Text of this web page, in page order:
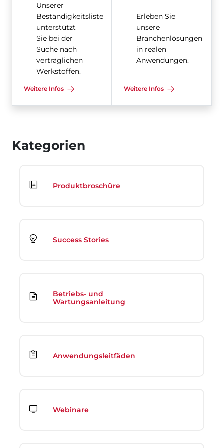
Unserer
Beständigkeitsliste
unterstützt
Sie bei der
Suche nach
verträglichen
Werkstoffen.
Weitere Infos
Erleben Sie
unsere
Branchenlösungen
in realen
Anwendungen.
Weitere Infos
Kategorien
Produktbroschüre
Success Stories
Betriebs- und
Wartungsanleitung
Anwendungsleitfäden
Webinare